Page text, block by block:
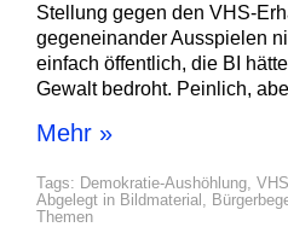
Stellung gegen den VHS-
gegeneinander Ausspielen
einfach öffentlich, die BI
Gewalt bedroht. Peinlich,
Mehr »
Tags: Demokratie-Aushöhlung,
Abgelegt in Bildmaterial ,
Themen